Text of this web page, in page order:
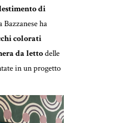
di
Bazzanese ha
colorati
da lettodelle
in un progetto